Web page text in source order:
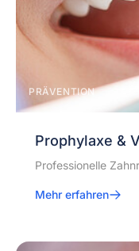
PRÄVENTION
Prophylaxe &
Professionelle
Mehr erfahren